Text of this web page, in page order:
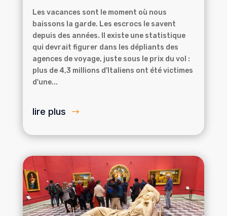
Les vacances sont le moment où nous
baissons la garde. Les escrocs le savent
depuis des années. Il existe une statistique
qui devrait figurer dans les dépliants des
agences de voyage, juste sous le prix du vol :
plus de 4,3 millions d'Italiens ont été victimes
d'une...
lire plus